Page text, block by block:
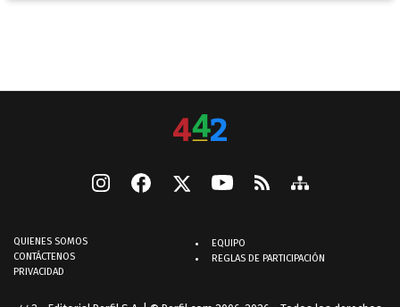
QUIENES SOMOS
CONTÁCTENOS
PRIVACIDAD
EQUIPO
REGLAS DE PARTICIPACIÓN